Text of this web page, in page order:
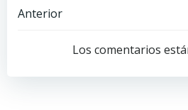
Navegación
entradas
Anterior
Los comentarios